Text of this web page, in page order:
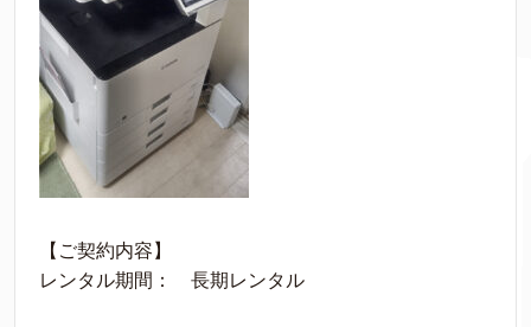
【ご契約内容】
レンタル期間： 長期レンタル